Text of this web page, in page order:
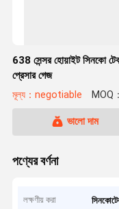
638 সেন্সর হোয়াইট সিনকো
প্রেসার গেজ
মূল্য：negotiable MOQ
ভালো দাম
পণ্যের বর্ণনা
লক্ষণীয় করা